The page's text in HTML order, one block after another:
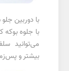
با دوربین
می‌توانید
بیشتر و